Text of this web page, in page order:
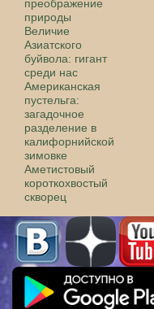
преображение
природы
Величие
Азиатского
буйвола: гигант
среди нас
Американская
пустельга:
загадочное
разделение в
калифорнийской
зимовке
Аметистовый
короткохвостый
скворец